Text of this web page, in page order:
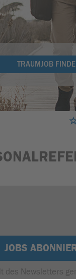
TRAUMJOB
JOBS
des Newsletters